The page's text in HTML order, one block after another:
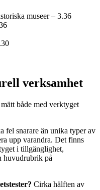
museer – 3.36
verksamhet
både med verktyget
fel snarare än unika typer av
upp varandra. Det finns
i tillgänglighet,
huvudrubrik på
Cirka hälften av